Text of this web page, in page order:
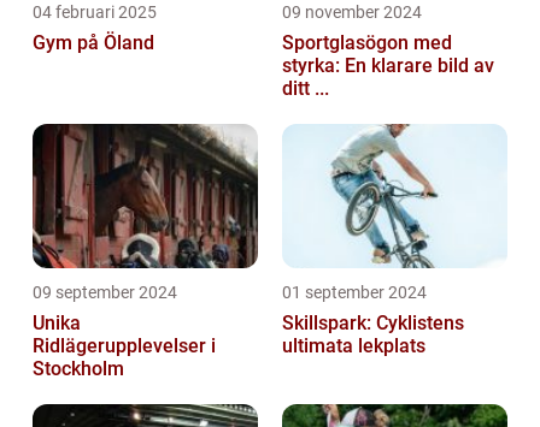
04 februari 2025
Gym på Öland
09 november 2024
Sportglasögon med
styrka: En klarare bild av
ditt ...
09 september 2024
Unika
Ridlägerupplevelser i
Stockholm
01 september 2024
Skillspark: Cyklistens
ultimata lekplats